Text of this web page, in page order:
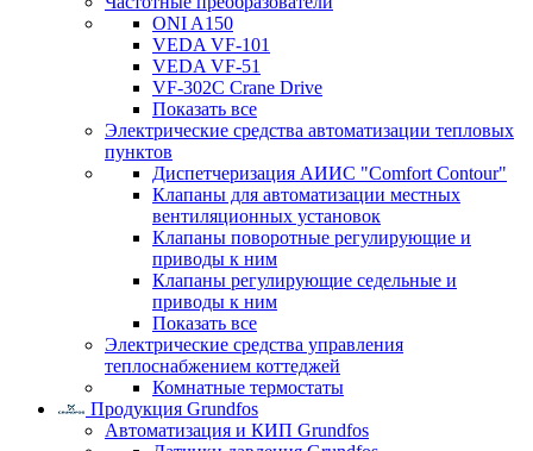
ONI A150
VEDA VF-101
VEDA VF-51
VF-302C Crane Drive
Показать все
Электрические средства автоматизации тепловых
пунктов
Диспетчеризация АИИС "Comfort Contour"
Клапаны для автоматизации местных
вентиляционных установок
Клапаны поворотные регулирующие и
приводы к ним
Клапаны регулирующие седельные и
приводы к ним
Показать все
Электрические средства управления
теплоснабжением коттеджей
Комнатные термостаты
Продукция Grundfos
Автоматизация и КИП Grundfos